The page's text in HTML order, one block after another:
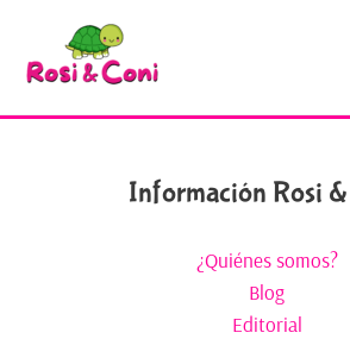
Información Rosi
¿Quiénes somos?
Blog
Editorial